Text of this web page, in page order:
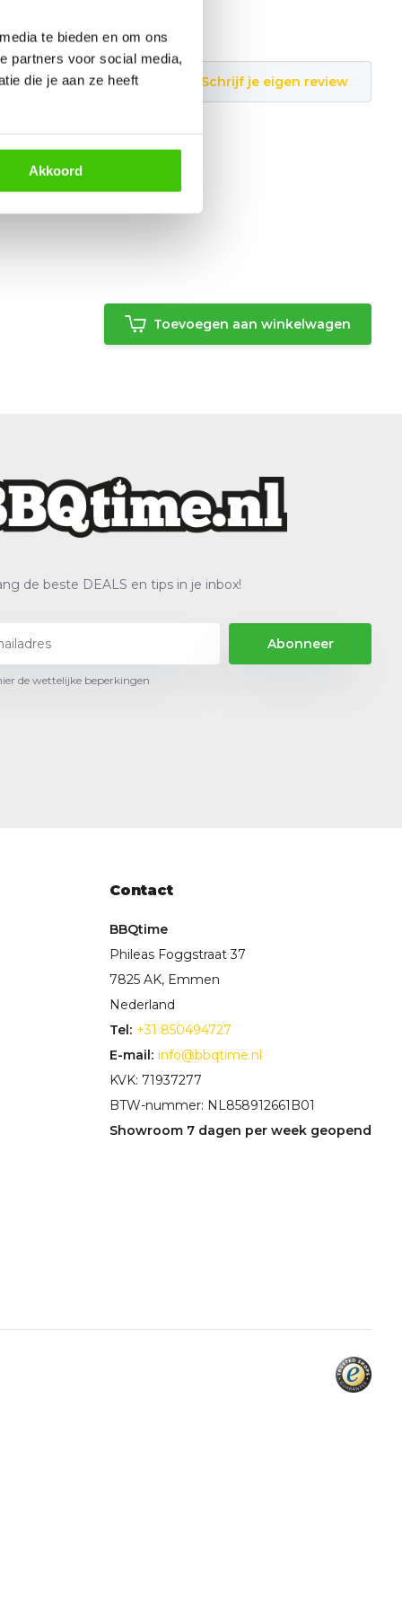
te bieden en om ons
partners voor social media,
die je aan ze heeft
Akkoord
Schrijf je eigen review
Toevoegen aan winkelwagen
de beste DEALS en tips in je inbox!
Abonneer
de wettelijke beperkingen
Contact
BBQtime
Phileas Foggstraat 37
7825 AK, Emmen
Nederland
Tel: +31 850494727
E-mail: info@bbqtime.nl
KVK: 71937277
BTW-nummer: NL858912661B01
Showroom 7 dagen per week geopend